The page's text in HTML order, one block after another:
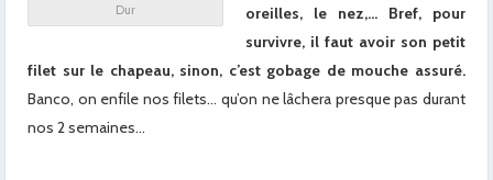
Dur
oreilles, le nez,… Bref, pour
survivre, il faut avoir son petit
filet sur le chapeau, sinon, c’est gobage de mouche assuré.
Banco, on enfile nos filets… qu’on ne lâchera presque pas durant
nos 2 semaines…